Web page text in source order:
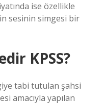
ise özellikle
sesinin simgesi bir
KPSS?
tabi tutulan şahsi
amacıyla yapılan